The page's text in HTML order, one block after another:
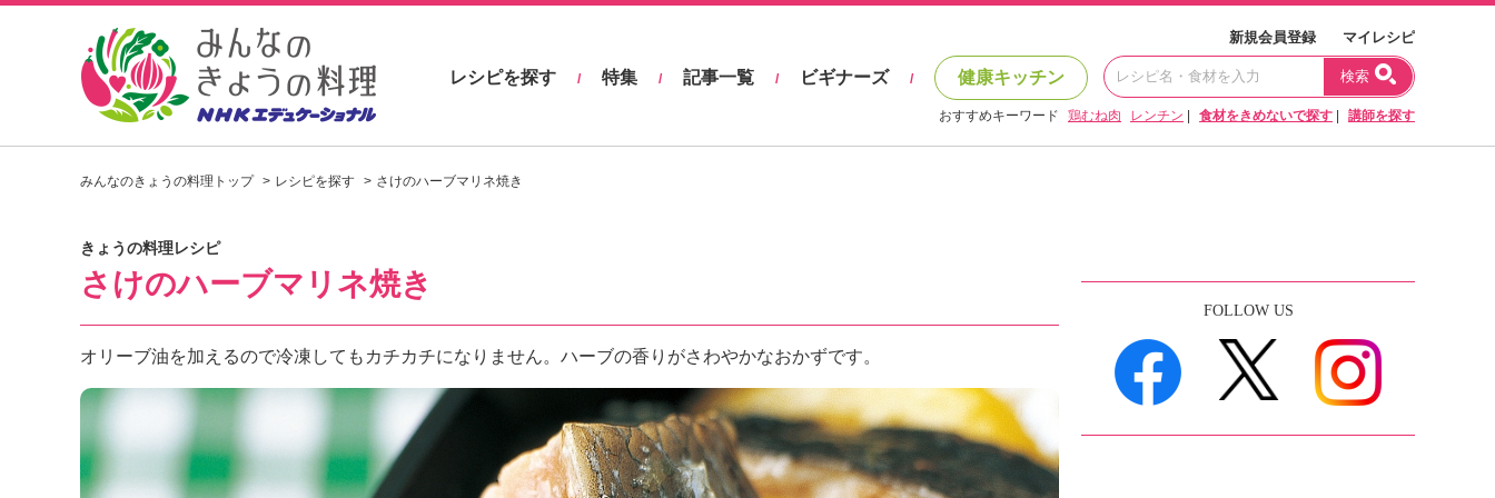
し
ピ
を
見
つ
け
よ
N
H
新規会員登録 マイレシピ
レシピを探す / 特集 / 記事一覧 / ビギナーズ / 健康キッチン 検索
おすすめキーワード 鶏むね肉 レンチン 食材をきめないで探す 講師を探す
みんなのきょうの料理トップ レシピを探す さけのハーブマリネ焼き
きょうの料理レシピ
さけのハーブマリネ焼き
オリーブ油を加えるので冷凍してもカチカチになりません。ハーブの香りがさわやかなおかずです。
FOLLOW US